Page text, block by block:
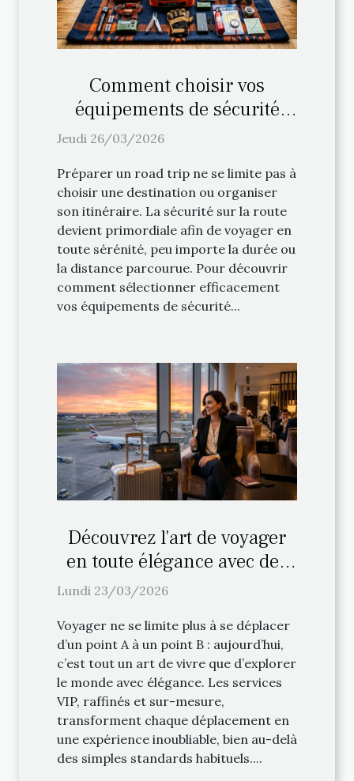
Comment choisir vos
équipements de sécurité
pour un road trip ?
Jeudi 26/03/2026
Préparer un road trip ne se limite pas à
choisir une destination ou organiser
son itinéraire. La sécurité sur la route
devient primordiale afin de voyager en
toute sérénité, peu importe la durée ou
la distance parcourue. Pour découvrir
comment sélectionner efficacement
vos équipements de sécurité...
Découvrez l'art de voyager
en toute élégance avec des
services VIP
Lundi 23/03/2026
Voyager ne se limite plus à se déplacer
d’un point A à un point B : aujourd’hui,
c’est tout un art de vivre que d’explorer
le monde avec élégance. Les services
VIP, raffinés et sur-mesure,
transforment chaque déplacement en
une expérience inoubliable, bien au-delà
des simples standards habituels....